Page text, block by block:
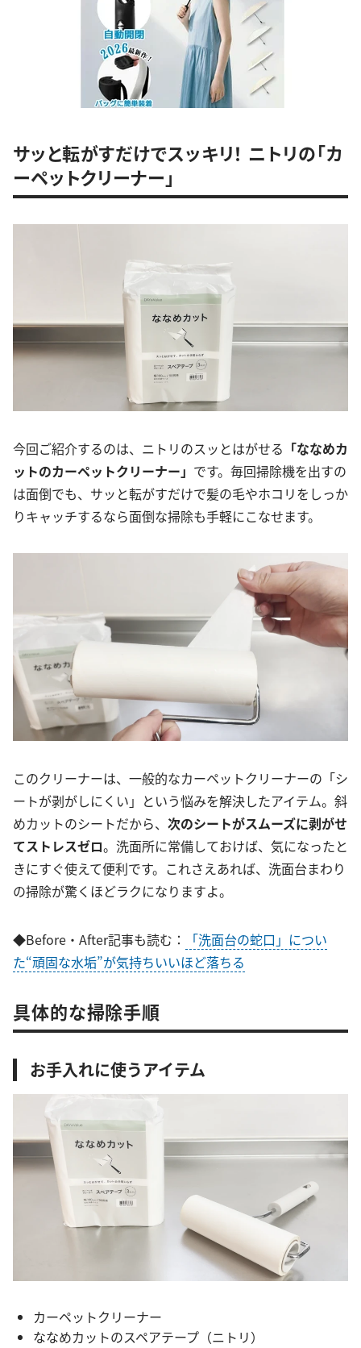
サッと転がすだけでスッキリ！ ニトリの「カ
ーペットクリーナー」
今回ご紹介するのは、ニトリのスッとはがせる 「ななめカ
ットのカーペットクリーナー」 です。毎回掃除機を出すの
は面倒でも、サッと転がすだけで髪の毛やホコリをしっか
りキャッチするなら面倒な掃除も手軽にこなせます。
このクリーナーは、一般的なカーペットクリーナーの「シ
ートが剥がしにくい」という悩みを解決したアイテム。斜
めカットのシートだから、 次のシートがスムーズに剥がせ
てストレスゼロ。洗面所に常備しておけば、気になったと
きにすぐ使えて便利です。これさえあれば、洗面台まわり
の掃除が驚くほどラクになりますよ。
◆Before・After記事も読む：
「洗面台の蛇口」につい
た“頑固な水垢”が気持ちいいほど落ちる
具体的な掃除手順
お手入れに使うアイテム
カーペットクリーナー
ななめカットのスペアテープ（ニトリ）